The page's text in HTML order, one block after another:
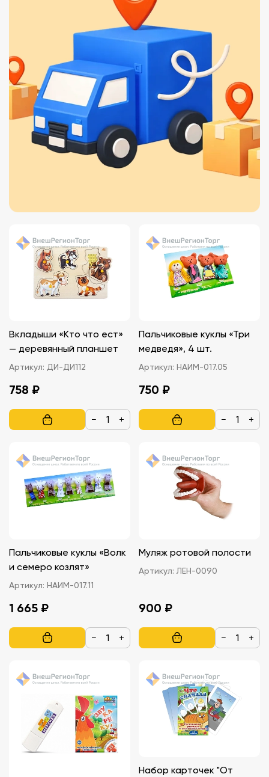
Вкладыши «Кто что ест»
— деревянный планшет
Артикул: ДИ-ДИ112
758 ₽
− +
Пальчиковые куклы «Три
медведя», 4 шт.
Артикул: НАИМ-017.05
750 ₽
− +
Пальчиковые куклы «Волк
и семеро козлят»
Артикул: НАИМ-017.11
1 665 ₽
− +
Муляж ротовой полости
Артикул: ЛЕН-0090
900 ₽
− +
Набор карточек "От